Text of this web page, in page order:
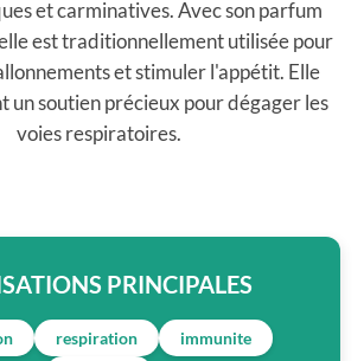
et carminatives. Avec son parfum
est traditionnellement utilisée pour
et stimuler l'appétit. Elle
un soutien précieux pour dégager les
voies respiratoires.
PRINCIPALES
respiration
immunite